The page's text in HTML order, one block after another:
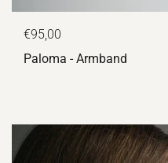
€95,00
Paloma - Armband